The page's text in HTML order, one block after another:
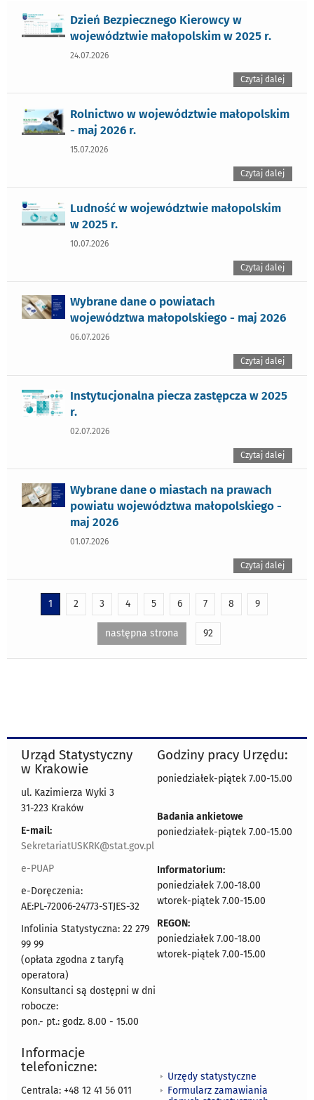
Dzień Bezpiecznego Kierowcy w
województwie małopolskim w 2025 r.
24.07.2026
Czytaj dalej
Rolnictwo w województwie małopolskim
- maj 2026 r.
15.07.2026
Czytaj dalej
Ludność w województwie małopolskim
w 2025 r.
10.07.2026
Czytaj dalej
Wybrane dane o powiatach
województwa małopolskiego - maj 2026
06.07.2026
Czytaj dalej
Instytucjonalna piecza zastępcza w 2025
r.
02.07.2026
Czytaj dalej
Wybrane dane o miastach na prawach
powiatu województwa małopolskiego -
maj 2026
01.07.2026
Czytaj dalej
1 2 3 4 5 6 7 8 9
następna strona 92
Urząd Statystyczny
w Krakowie
ul. Kazimierza Wyki 3
31-223 Kraków
E-mail:
SekretariatUSKRK@stat.gov.pl
e-PUAP
e-Doręczenia:
AE:PL-72006-24773-STJES-32
Infolinia Statystyczna: 22 279
99 99
(opłata zgodna z taryfą
operatora)
Konsultanci są dostępni w dni
robocze:
pon.- pt.: godz. 8.00 - 15.00
Godziny pracy Urzędu:
poniedziałek-piątek 7.00-15.00
Badania ankietowe
poniedziałek-piątek 7.00-15.00
Informatorium:
poniedziałek 7.00-18.00
wtorek-piątek 7.00-15.00
REGON:
poniedziałek 7.00-18.00
wtorek-piątek 7.00-15.00
Informacje
telefoniczne:
Centrala: +48 12 41 56 011
Urzędy statystyczne
Formularz zamawiania